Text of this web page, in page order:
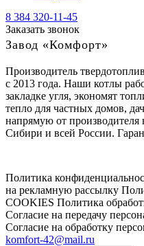
8 384 320-11-45
Заказать звонок
Завод «Комфорт»
Производитель
с 2013 года. Наши котлы
закладке угля, экономят
тепло для частных домов,
напрямую от производителя
Сибири и всей России.
Политика
на рекламную рассылку
COOKIES Политика
Согласие на передачу
Согласие на обработку
komfort-42@mail.ru